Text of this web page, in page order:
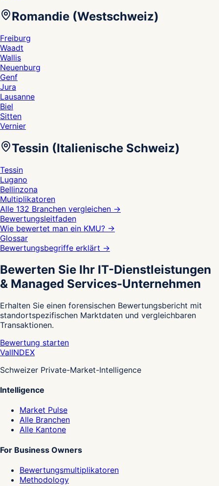
Romandie (Westschweiz)
Freiburg
Waadt
Wallis
Neuenburg
Genf
Jura
Lausanne
Biel
Sitten
Vernier
Tessin (Italienische Schweiz)
Tessin
Lugano
Bellinzona
Multiplikatoren
Alle 132 Branchen vergleichen →
Bewertungsleitfaden
Wie bewertet man ein KMU? →
Glossar
Bewertungsbegriffe erklärt →
Bewerten Sie Ihr IT-Dienstleistungen
& Managed Services-Unternehmen
Erhalten Sie einen forensischen Bewertungsbericht mit
standortspezifischen Marktdaten und vergleichbaren
Transaktionen.
Bewertung starten
ValINDEX
Schweizer Private-Market-Intelligence
Intelligence
Market Pulse
Alle Branchen
Alle Kantone
For Business Owners
Bewertungsmultiplikatoren
Methodology